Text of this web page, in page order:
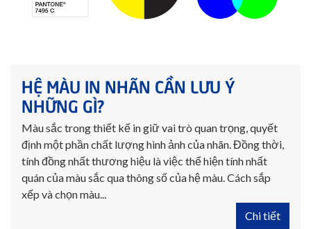
HỆ MÀU IN NHÃN CẦN LƯU Ý
NHỮNG GÌ?
Màu sắc trong thiết kế in giữ vai trò quan trọng, quyết
định một phần chất lượng hình ảnh của nhãn. Đồng thời,
tính đồng nhất thương hiệu là việc thể hiện tính nhất
quán của màu sắc qua thông số của hệ màu. Cách sắp
xếp và chọn màu...
Chi tiết